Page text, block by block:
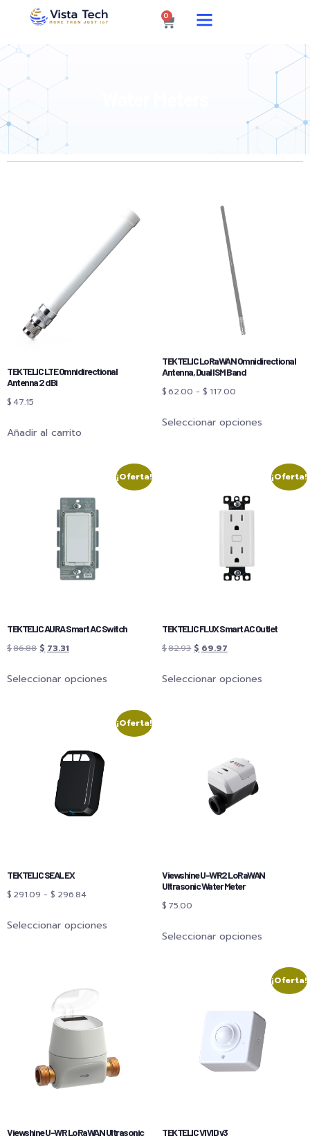
0
TEKTELIC LTE Omnidirectional
Antenna 2 dBi
$47.15
Añadir al carrito
TEKTELIC LoRaWAN Omnidirectional
Antenna, Dual ISM Band
$62.00 - $ 117.00
Seleccionar opciones
¡Oferta!
TEKTELIC AURA Smart AC Switch
$86.88 $ 73.31
Seleccionar opciones
¡Oferta!
TEKTELIC FLUX Smart AC Outlet
$82.93 $ 69.97
Seleccionar opciones
¡Oferta!
TEKTELIC SEAL EX
$ 291.09 - $ 296.84
Seleccionar opciones
Viewshine U-WR2 LoRaWAN
Ultrasonic Water Meter
$ 75.00
Seleccionar opciones
Viewshine U-WR LoRaWAN Ultrasonic
¡Oferta!
TEKTELIC VIVID v3